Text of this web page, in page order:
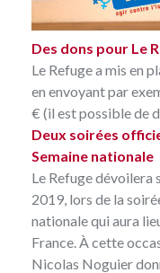
Des dons pour Le
Le Refuge a mis en
en envoyant par
€ (il est possible de
Deux soirées
Semaine nationale
Le Refuge dévoilera
2019, lors de la
nationale qui aura
France. À cette
Nicolas Noguier